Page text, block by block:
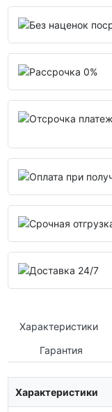
Характеристики
Гарантия
Характеристики